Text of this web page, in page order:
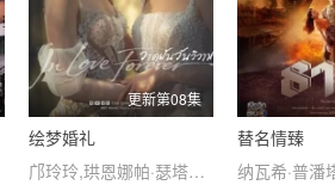
更新第08集
绘梦婚礼
邝玲玲,珙恩娜帕·瑟塔拉塔那彭,阿披南·普拉瑟瓦塔纳坤,纳茹蒙·彭素帕普
替名情臻